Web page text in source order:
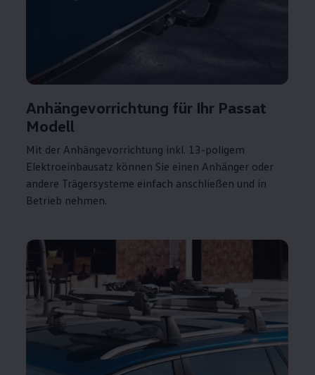
Anhängevorrichtung für Ihr Passat
Modell
Mit der Anhängevorrichtung inkl. 13-poligem
Elektroeinbausatz können Sie einen Anhänger oder
andere Trägersysteme einfach anschließen und in
Betrieb nehmen.